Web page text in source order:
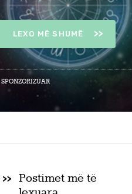
LEXO MË SHUMË
Postimet më të